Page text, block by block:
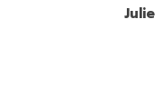
Julie